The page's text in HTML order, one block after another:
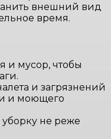
внешний вид
время.
и мусор, чтобы
и загрязнений
и моющего
не реже